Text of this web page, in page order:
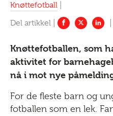
Knøttefotball
Knøttefotballen, som
aktivitet for
nå i mot nye
For de fleste barn og
fotballen som en lek.